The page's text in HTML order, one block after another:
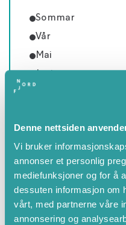
Denne nettsiden
Vi bruker
annonser et personlig
mediefunksjoner og for å
dessuten informasjon om
vårt, med partnerne våre
annonsering og
Sommar
Vår
Mai
September
Haust